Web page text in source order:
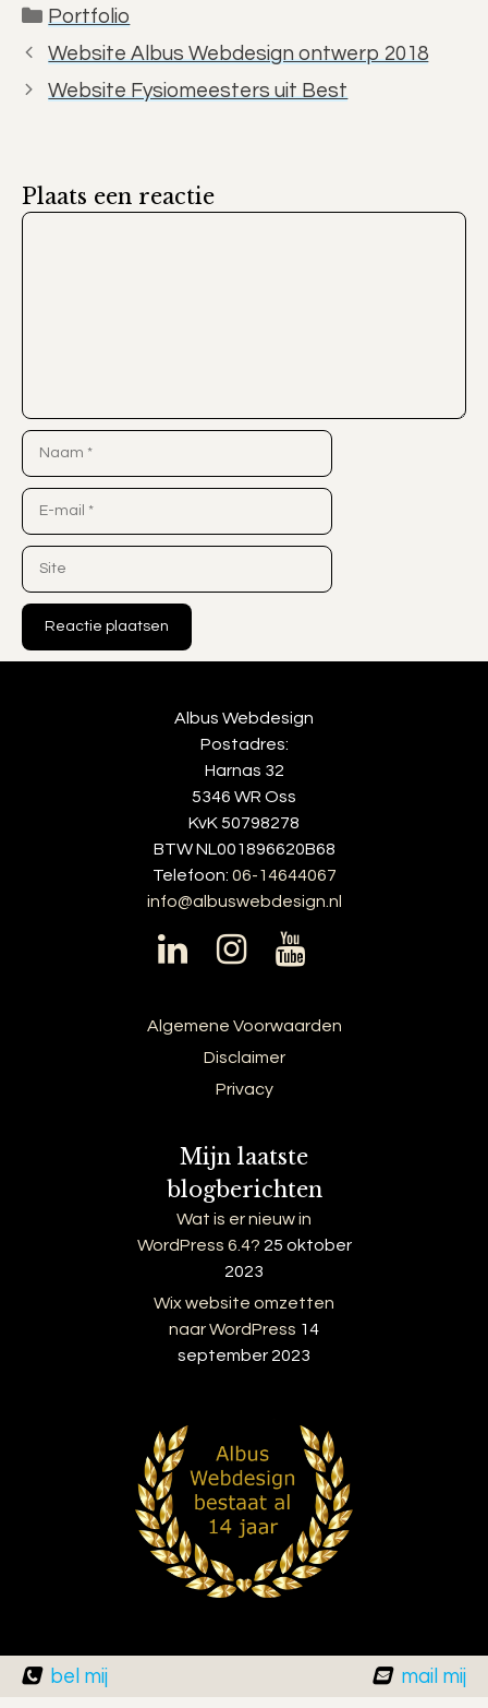
bel mij mail mij
Categorieën
Portfolio
Website Albus Webdesign ontwerp 2018
Website Fysiomeesters uit Best
Plaats een reactie
Reactie
Naam
E-
mail
Site
Albus Webdesign
Postadres:
Harnas 32
5346 WR Oss
KvK 50798278
BTW NL001896620B68
Telefoon: 06-14644067
info@albuswebdesign.nl
Algemene Voorwaarden
Disclaimer
Privacy
Mijn laatste
blogberichten
Wat is er nieuw in
WordPress 6.4? 25 oktober
2023
Wix website omzetten
naar WordPress 14
september 2023